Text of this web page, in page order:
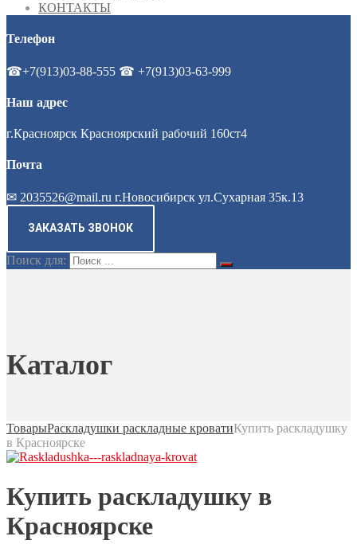
КОНТАКТЫ
Телефон
☎+7(913)03-88-555 ☎ +7(913)03-63-999
Наш адрес
г.Красноярск Красноярский рабочий 160ст4
Почта
✉ 2035526@mail.ru г.Новосибирск ул.Сухарная 35к.13
ЗАКАЗАТЬ ЗВОНОК
Поиск для:
Каталог
ТоварыРаскладушки раскладные кроватиКупить раскладушку
в Красноярске
Купить раскладушку в
Красноярске